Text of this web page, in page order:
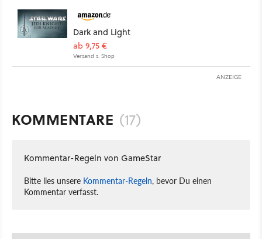
Dark and Light
ab 9,75 €
Versand s. Shop
ANZEIGE
KOMMENTARE (17)
Kommentar-Regeln von GameStar
Bitte lies unsere Kommentar-Regeln, bevor Du einen
Kommentar verfasst.